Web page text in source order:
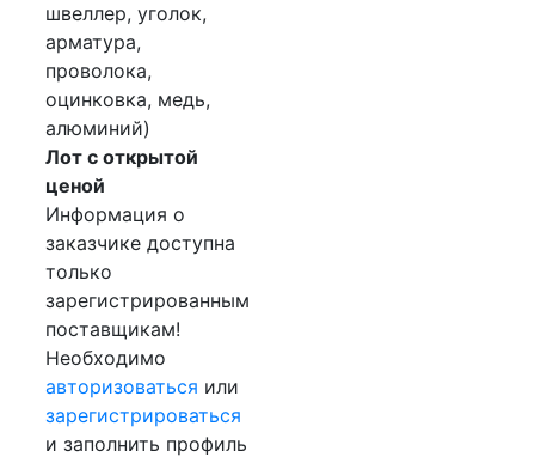
швеллер, уголок,
арматура,
проволока,
оцинковка, медь,
алюминий)
Лот с открытой
ценой
Информация о
заказчике доступна
только
зарегистрированным
поставщикам!
Необходимо
авторизоваться или
зарегистрироваться
и заполнить профиль